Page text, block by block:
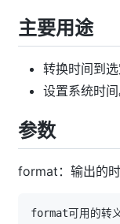
主要用途
转换时间到选
设置系统时间
参数
format：输出的时